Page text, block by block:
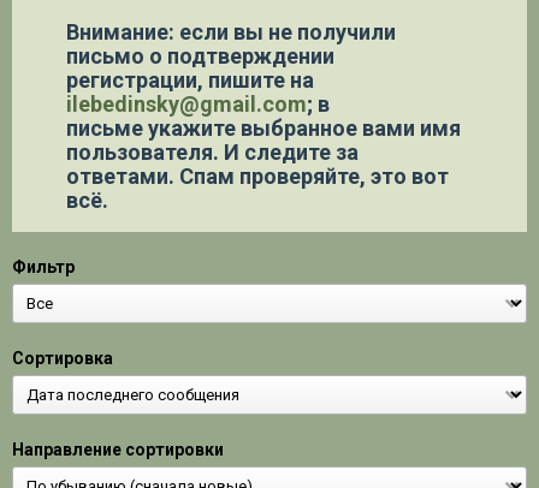
Внимание: если вы не получили
письмо о подтверждении
регистрации, пишите на
ilebedinsky@gmail.com; в
письме укажите выбранное вами имя
пользователя. И следите за
ответами. Спам проверяйте, это вот
всё.
Фильтр
Сортировка
Направление сортировки